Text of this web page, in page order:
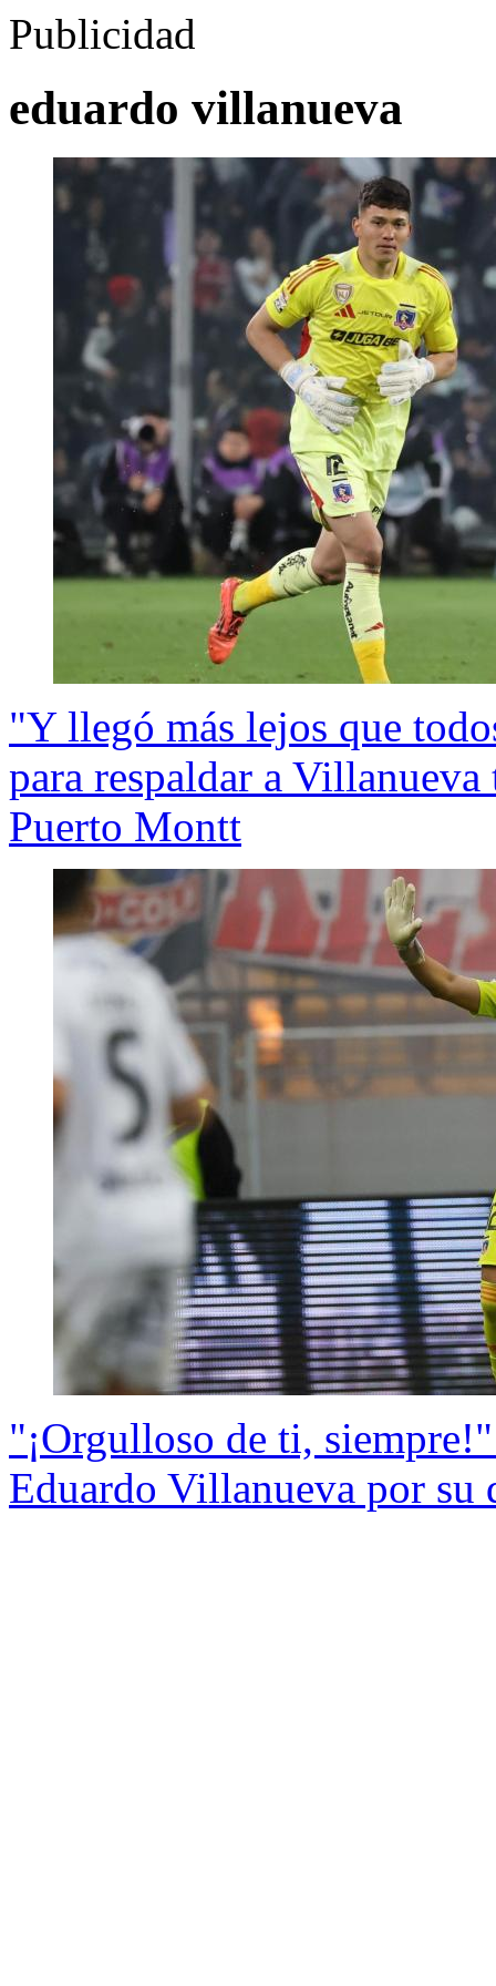
Publicidad
eduardo villanueva
"Y llegó más lejos que
para respaldar a
Puerto Montt
"¡Orgulloso de ti,
Eduardo Villanueva por su